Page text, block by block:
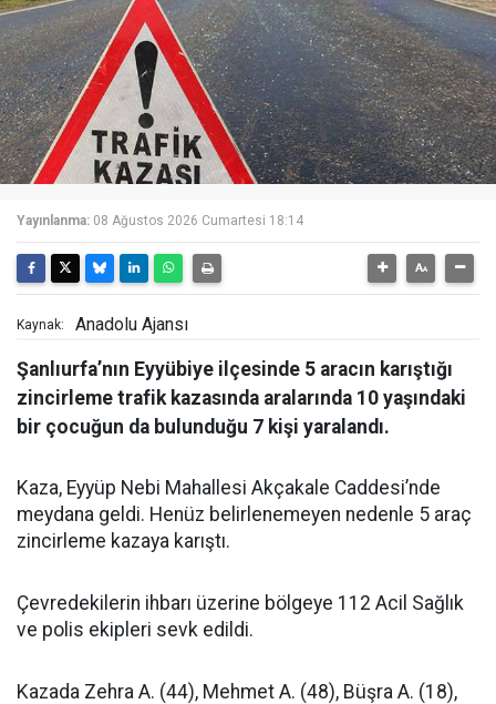
Yayınlanma: 08 Ağustos 2026 Cumartesi 18:14
Kaynak: Anadolu Ajansı
Şanlıurfa’nın Eyyübiye ilçesinde 5 aracın karıştığı
zincirleme trafik kazasında aralarında 10 yaşındaki
bir çocuğun da bulunduğu 7 kişi yaralandı.
Kaza, Eyyüp Nebi Mahallesi Akçakale Caddesi’nde
meydana geldi. Henüz belirlenemeyen nedenle 5 araç
zincirleme kazaya karıştı.
Çevredekilerin ihbarı üzerine bölgeye 112 Acil Sağlık
ve polis ekipleri sevk edildi.
Kazada Zehra A. (44), Mehmet A. (48), Büşra A. (18),